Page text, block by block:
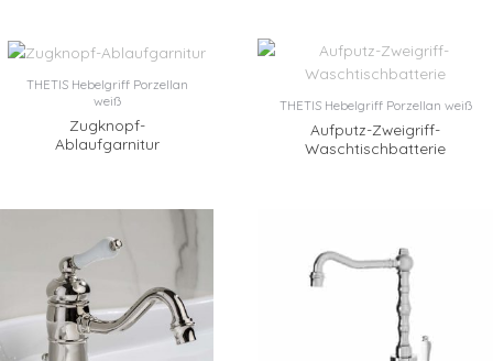
THETIS Hebelgriff Porzellan
weiß
Zugknopf-
Ablaufgarnitur
THETIS Hebelgriff Porzellan weiß
Aufputz-Zweigriff-
Waschtischbatterie